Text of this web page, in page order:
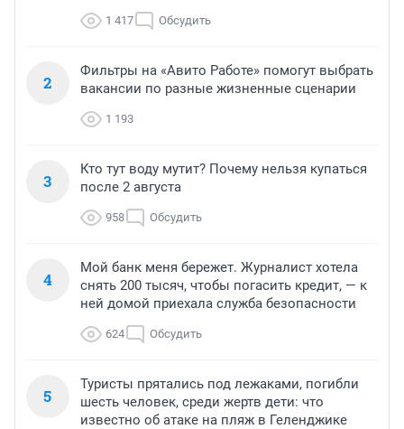
1 417 Обсудить
2
Фильтры на «Авито Работе» помогут выбрать
вакансии по разные жизненные сценарии
1 193
3
Кто тут воду мутит? Почему нельзя купаться
после 2 августа
958 Обсудить
4
Мой банк меня бережет. Журналист хотела
снять 200 тысяч, чтобы погасить кредит, — к
ней домой приехала служба безопасности
624 Обсудить
5
Туристы прятались под лежаками, погибли
шесть человек, среди жертв дети: что
известно об атаке на пляж в Геленджике